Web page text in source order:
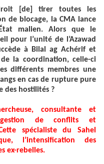
[de] tirer toutes les
de blocage, la CMA lance
malien. Alors que le
pour l’unité de l’Azawad
à Bilal ag Achérif et
la coordination, celle-ci
différents membres une
en cas de rupture pure
des hostilités ?
consultante et
de conflits et
spécialiste du Sahel
l’intensification des
ex-rebelles.